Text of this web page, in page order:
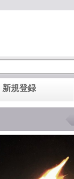
新規登録